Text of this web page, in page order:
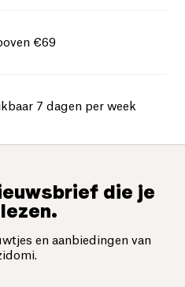
€69
7 dagen per week
die je
en aanbiedingen van